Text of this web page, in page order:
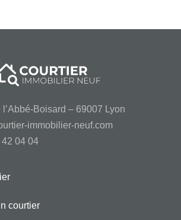
l’Abbé-Boisard – 69007 Lyon
immobilier-neuf.com
04 04
courtier